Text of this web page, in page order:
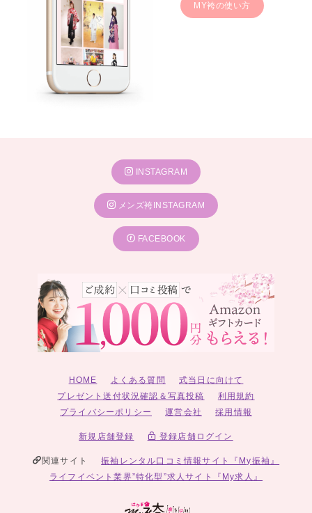
MY袴の使い方
INSTAGRAM
メンズ袴INSTAGRAM
FACEBOOK
HOME よくある質問
式当日に向けて
プレゼント送付状況確認＆写真投稿
利用規約
プライバシーポリシー
運営会社 採用情報
新規店舗登録 登録店舗ログイン
関連サイト
振袖レンタル口コミ情報サイト『My振袖』
ライフイベント業界”特化型”求人サイト『My求人』